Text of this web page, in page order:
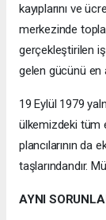
kayıplarını ve
merkezinde
gerçekleştirilen
gelen gücünü en
19 Eylül 1979
ülkemizdeki tüm
plancılarının da
taşlarındandır.
AYNI